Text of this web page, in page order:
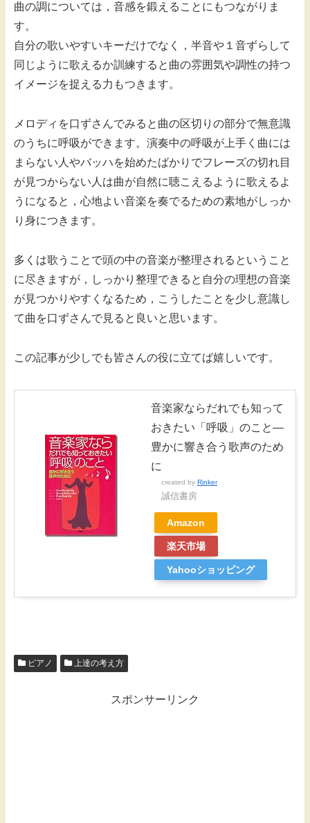
曲の調については，音感を鍛えることにもつながりま
す。
自分の歌いやすいキーだけでなく，半音や１音ずらして
同じように歌えるか訓練すると曲の雰囲気や調性の持つ
イメージを捉える力もつきます。
メロディを口ずさんでみると曲の区切りの部分で無意識
のうちに呼吸ができます。演奏中の呼吸が上手く曲には
まらない人やバッハを始めたばかりでフレーズの切れ目
が見つからない人は曲が自然に聴こえるように歌えるよ
うになると，心地よい音楽を奏でるための素地がしっか
り身につきます。
多くは歌うことで頭の中の音楽が整理されるということ
に尽きますが，しっかり整理できると自分の理想の音楽
が見つかりやすくなるため，こうしたことを少し意識し
て曲を口ずさんで見ると良いと思います。
この記事が少しでも皆さんの役に立てば嬉しいです。
音楽家ならだれでも知って
おきたい「呼吸」のこと―
豊かに響き合う歌声のため
に
created by Rinker
誠信書房
Amazon
楽天市場
Yahooショッピング
ピアノ 上達の考え方
スポンサーリンク